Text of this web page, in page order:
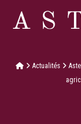
Actualités